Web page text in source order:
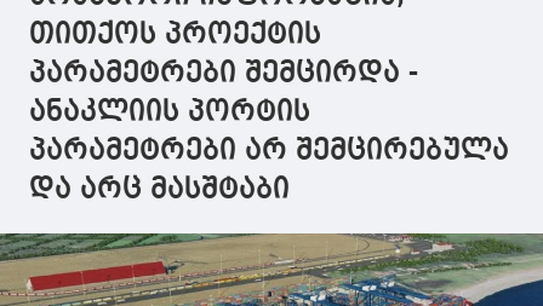
თითქოს პროექტის
პარამეტრები შემცირდა -
ანაკლიის პორტის
პარამეტრები არ შემცირებულა
და არც მასშტაბი